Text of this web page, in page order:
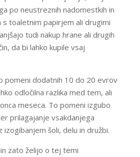
po neustreznih nadomestkih in
s toaletnim papirjem ali drugimi
tudi nakup hrane ali drugih
da bi lahko kupile vsaj
pomeni dodatnih 10 do 20 evrov
odločilna razlika med tem, ali
meseca. To pomeni izgubo
prilagajanje vsakdanjega
izogibanjem šoli, delu in družbi.
zato želijo o tej temi